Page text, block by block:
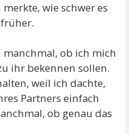
wie schwer es
ob ich mich
ihr bekennen sollen.
weil ich dachte,
Partners einfach
ob genau das